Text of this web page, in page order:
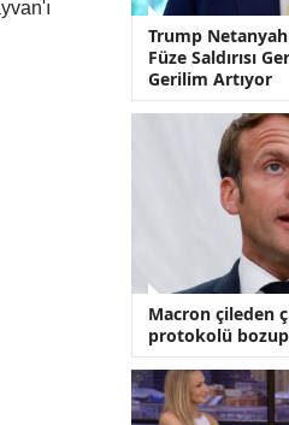
Trump
Füze Saldırısı
Gerilim Artıyor
Macron çileden
protokolü bozup